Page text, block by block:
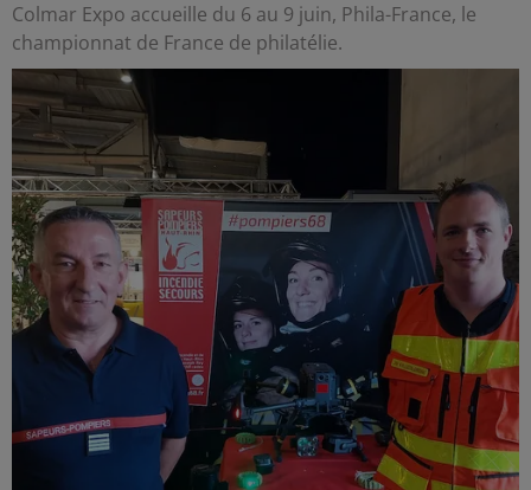
Colmar Expo accueille du 6 au 9 juin, Phila-France, le
championnat de France de philatélie.